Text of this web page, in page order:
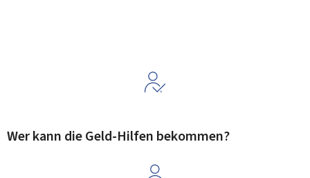
Wer kann die Geld-Hilfen bekommen?